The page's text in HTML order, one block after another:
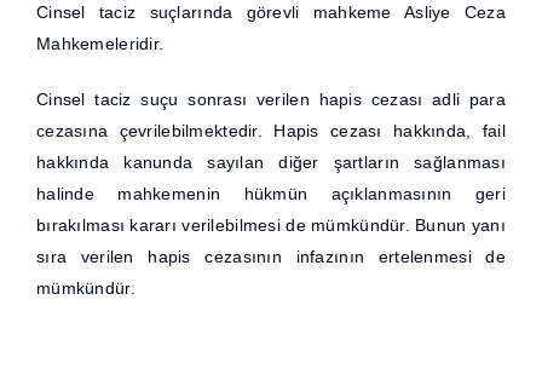
Cinsel taciz suçlarında görevli mahkeme Asliye Ceza
Mahkemeleridir.
Cinsel taciz suçu sonrası verilen hapis cezası adli para
cezasına çevrilebilmektedir. Hapis cezası hakkında, fail
hakkında kanunda sayılan diğer şartların sağlanması
halinde mahkemenin hükmün açıklanmasının geri
bırakılması kararı verilebilmesi de mümkündür. Bunun yanı
sıra verilen hapis cezasının infazının ertelenmesi de
mümkündür.